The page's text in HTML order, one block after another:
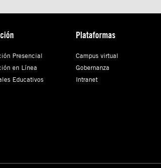
Presencial
en Línea
Educativos
Plataformas
Campus virtual
Gobernanza
Intranet